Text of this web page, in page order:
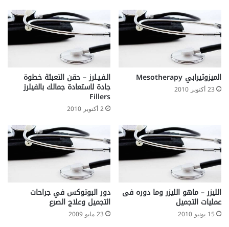
ه
ي
ة
A
p
p
e
L
o
s
الميزوثيرابي Mesotherapy
23 أكتوبر 2010
الـفـيـلرز – حقن التعبئة خطوة
جادة لاستعادة جمالك بالفيلرز
Fillers
2 أكتوبر 2010
الليزر – ماهو الليزر وما دوره فى
عمليات التجميل
15 يونيو 2010
دور البوتوكس في جراحات
التجميل وعلاج الصرع
23 مايو 2009